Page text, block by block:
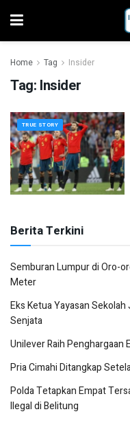
Home Tag Insider
Tag: Insider
TRUE STORY
Berita Terkini
Semburan Lumpur di Oro-
Meter
Eks Ketua Yayasan
Senjata
Unilever Raih Penghargaan
Pria Cimahi Ditangkap
Polda Tetapkan Empat
Ilegal di Belitung